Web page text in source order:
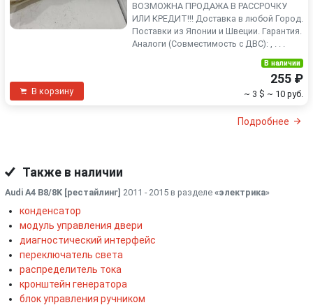
ВОЗМОЖНА ПРОДАЖА В РАССРОЧКУ
ИЛИ КРЕДИТ!!! Доставка в любой Город.
Поставки из Японии и Швеции. Гарантия.
Аналоги (Совместимость с ДВС): , . . .
В корзину
В наличии
255 ₽
~ 3 $ ~ 10 руб.
Подробнее
Также в наличии
Audi A4 B8/8K [рестайлинг] 2011 - 2015 в разделе «электрика»
конденсатор
модуль управления двери
диагностический интерфейс
переключатель света
распределитель тока
кронштейн генератора
блок управления ручником